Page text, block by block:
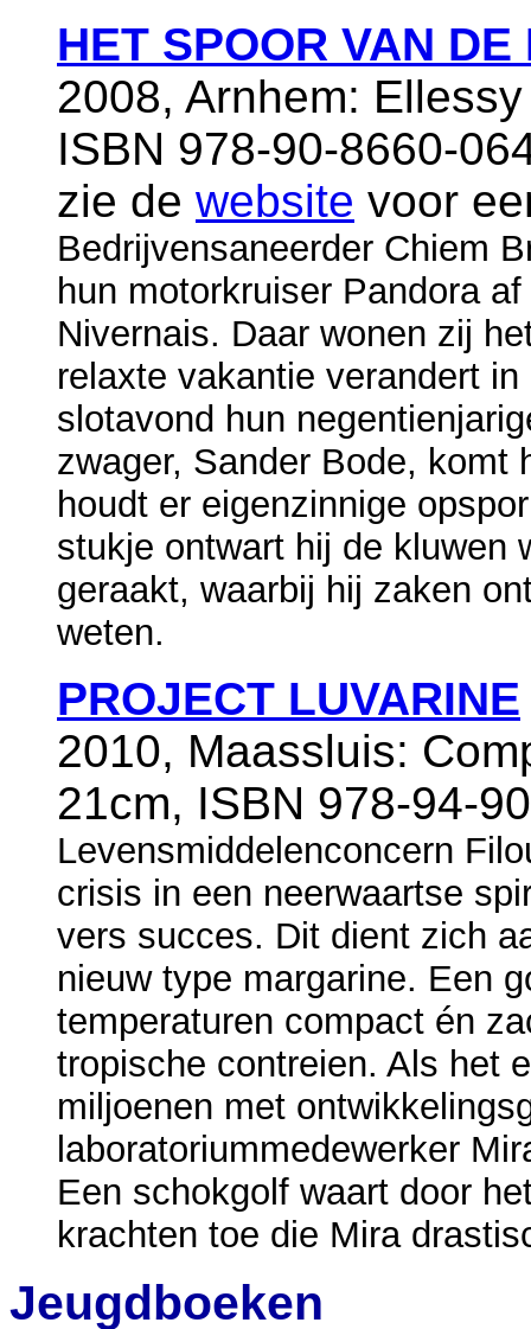
HET SPOOR VAN DE
2008, Arnhem:
ISBN 978-90-8660-
zie de website voor
Bedrijvensaneerder Chiem
hun motorkruiser Pandora
Nivernais. Daar wonen zij
relaxte vakantie verandert
slotavond hun
zwager, Sander Bode, komt
houdt er eigenzinnige
stukje ontwart hij de kluwen
geraakt, waarbij hij zaken
weten.
PROJECT LUVARINE
2010, Maassluis:
21cm, ISBN 978-94-
Levensmiddelenconcern
crisis in een neerwaartse
vers succes. Dit dient zich
nieuw type margarine. Een
temperaturen compact én
tropische contreien. Als het
miljoenen met
laboratoriummedewerker
Een schokgolf waart door
krachten toe die Mira
Jeugdboeken